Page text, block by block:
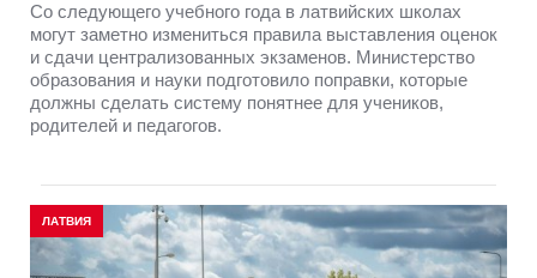
Со следующего учебного года в латвийских школах
могут заметно измениться правила выставления оценок
и сдачи централизованных экзаменов. Министерство
образования и науки подготовило поправки, которые
должны сделать систему понятнее для учеников,
родителей и педагогов.
ЛАТВИЯ